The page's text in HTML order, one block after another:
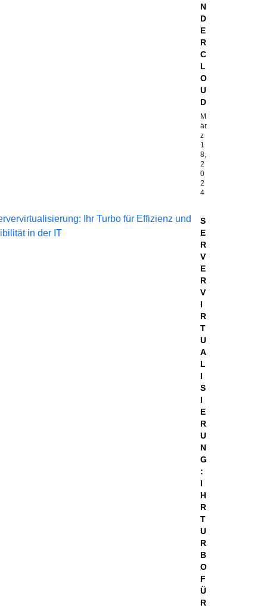
N
D
E
R
C
L
O
U
D
M
är
z
1
8,
2
0
2
4
S
E
R
V
E
R
V
I
R
T
U
A
L
I
S
I
E
R
U
N
G
:
I
H
R
T
U
R
B
O
F
Ü
R